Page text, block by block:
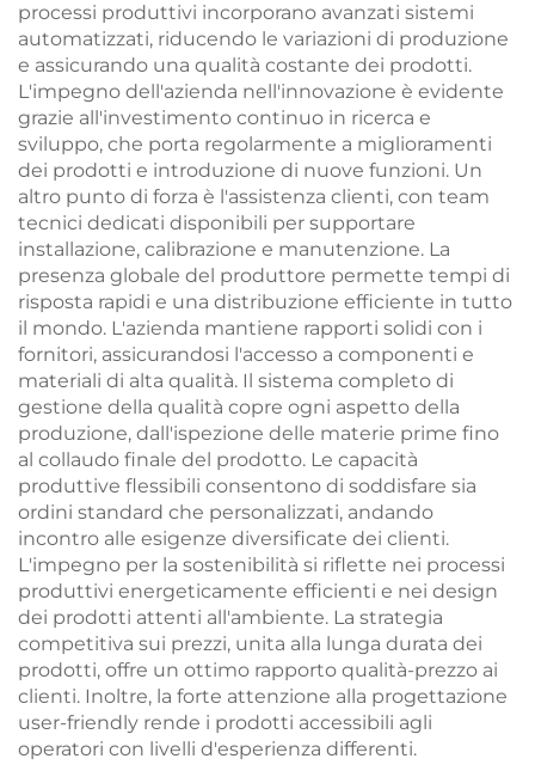
processi produttivi incorporano avanzati sistemi
automatizzati, riducendo le variazioni di produzione
e assicurando una qualità costante dei prodotti.
L'impegno dell'azienda nell'innovazione è evidente
grazie all'investimento continuo in ricerca e
sviluppo, che porta regolarmente a miglioramenti
dei prodotti e introduzione di nuove funzioni. Un
altro punto di forza è l'assistenza clienti, con team
tecnici dedicati disponibili per supportare
installazione, calibrazione e manutenzione. La
presenza globale del produttore permette tempi di
risposta rapidi e una distribuzione efficiente in tutto
il mondo. L'azienda mantiene rapporti solidi con i
fornitori, assicurandosi l'accesso a componenti e
materiali di alta qualità. Il sistema completo di
gestione della qualità copre ogni aspetto della
produzione, dall'ispezione delle materie prime fino
al collaudo finale del prodotto. Le capacità
produttive flessibili consentono di soddisfare sia
ordini standard che personalizzati, andando
incontro alle esigenze diversificate dei clienti.
L'impegno per la sostenibilità si riflette nei processi
produttivi energeticamente efficienti e nei design
dei prodotti attenti all'ambiente. La strategia
competitiva sui prezzi, unita alla lunga durata dei
prodotti, offre un ottimo rapporto qualità-prezzo ai
clienti. Inoltre, la forte attenzione alla progettazione
user-friendly rende i prodotti accessibili agli
operatori con livelli d'esperienza differenti.